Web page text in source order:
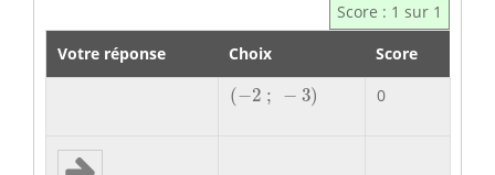
Score : 1 sur 1
Votre réponse
Choix Score
(−2 ; − 3)
(− 2; − 0